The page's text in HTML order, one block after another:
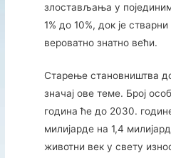
злостављања у
1% до 10%, док је
вероватно знатно већи.
Старење становништва
значај ове теме. Број
година ће до 2030.
милијарде на 1,4
животни век у свету